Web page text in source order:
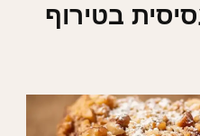
בטירוף